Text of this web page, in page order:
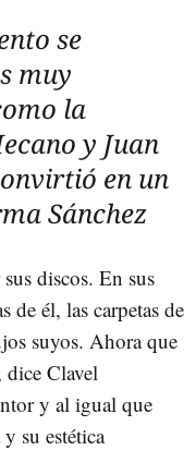
se
muy
la
y Juan
en un
Sánchez
discos. En sus
de él, las carpetas de
suyos. Ahora que
dice Clavel
y al igual que
su estética